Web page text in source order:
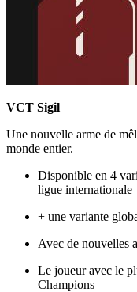
VCT Sigil
Une nouvelle arme de
monde entier.
Disponible en 4
ligue internationale
+ une variante
Avec de nouvelles
Le joueur avec le
Champions